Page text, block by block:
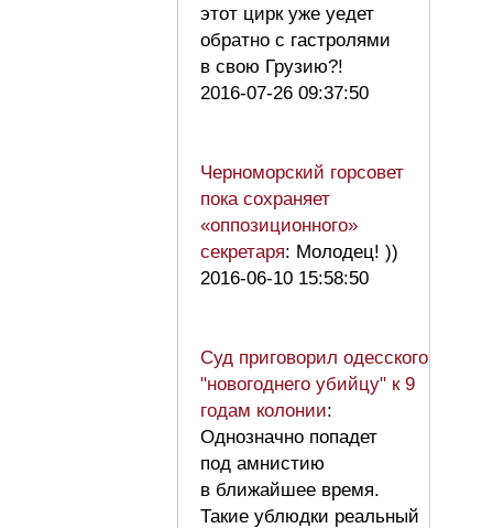
этот цирк уже уедет
обратно с гастролями
в свою Грузию?!
2016-07-26 09:37:50
Черноморский горсовет
пока сохраняет
«оппозиционного»
секретаря: Молодец! ))
2016-06-10 15:58:50
Суд приговорил одесского
"новогоднего убийцу" к 9
годам колонии:
Однозначно попадет
под амнистию
в ближайшее время.
Такие ублюдки реальный